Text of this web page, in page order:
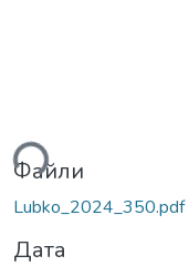
Файли
Lubko_2024_350.pdf
Дата